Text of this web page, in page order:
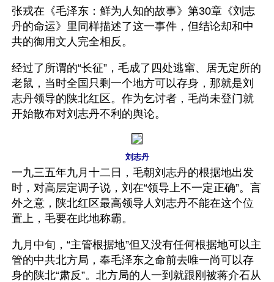
张戎在《毛泽东：鲜为人知的故事》第30章《刘志
丹的命运》里同样描述了这一事件，但结论却和中
共的御用文人完全相反。
经过了所谓的“长征”，毛成了四处逃窜、居无定所的
老鼠，当时全国只剩一个地方可以存身，那就是刘
志丹领导的陕北红区。作为乞讨者，毛尚未登门就
开始散布对刘志丹不利的舆论。
刘志丹
一九三五年九月十二日，毛朝刘志丹的根据地出发
时，对高层定调子说，刘在“领导上不一定正确”。言
外之意，陕北红区最高领导人刘志丹不能在这个位
置上，毛要在此地称霸。
九月中旬，“主管根据地”但又没有任何根据地可以主
管的中共北方局，奉毛泽东之命前去唯一尚可以存
身的陕北“肃反”。北方局的人一到就跟刚被蒋介石从